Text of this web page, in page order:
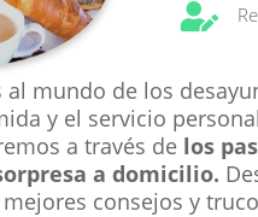

al mundo de los
y el servicio
a través de los
a domicilio.
consejos y